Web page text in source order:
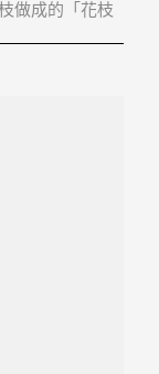
做成的「花枝